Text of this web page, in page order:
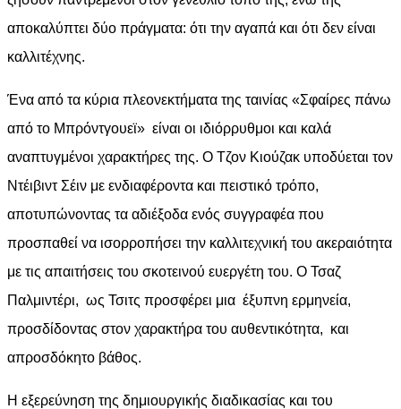
αποκαλύπτει δύο πράγματα: ότι την αγαπά και ότι δεν είναι
καλλιτέχνης.
Ένα από τα κύρια πλεονεκτήματα της ταινίας «Σφαίρες πάνω
από το Μπρόντγουεϊ» είναι οι ιδιόρρυθμοι και καλά
αναπτυγμένοι χαρακτήρες της. Ο Τζον Κιούζακ υποδύεται τον
Ντέιβιντ Σέιν με ενδιαφέροντα και πειστικό τρόπο,
αποτυπώνοντας τα αδιέξοδα ενός συγγραφέα που
προσπαθεί να ισορροπήσει την καλλιτεχνική του ακεραιότητα
με τις απαιτήσεις του σκοτεινού ευεργέτη του. Ο Τσαζ
Παλμιντέρι, ως Τσιτς προσφέρει μια έξυπνη ερμηνεία,
προσδίδοντας στον χαρακτήρα του αυθεντικότητα, και
απροσδόκητο βάθος.
Η εξερεύνηση της δημιουργικής διαδικασίας και του